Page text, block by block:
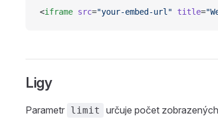
<iframe src="your-embed-url" title=
Ligy
Parametr limit určuje počet